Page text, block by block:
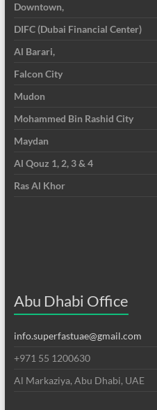
Downtown,
DIFC (Dubai Financial Center)
Al Barari,
Falcon City
Mudon
Mohammed Bin Rashid City
Maydan
Al Qouz 1, 2, 3 & 4
Ras Al Khor
Abu Dhabi Office
info.superfastuae@gmail.com
+971 55 1200630
Al Markaziya, Abu Dhabi, UAE